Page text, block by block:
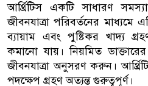
আর্থ্রিটিস একটি সাধারণ
জীবনযাত্রা পরিবর্তনের মাধ্যমে
ব্যায়াম এবং পুষ্টিকর খাদ্য
কমানো যায়। নিয়মিত
জীবনযাত্রা অনুসরণ করুন।
পদক্ষেপ গ্রহণ অত্যন্ত গুরুত্বপূর্ণ।